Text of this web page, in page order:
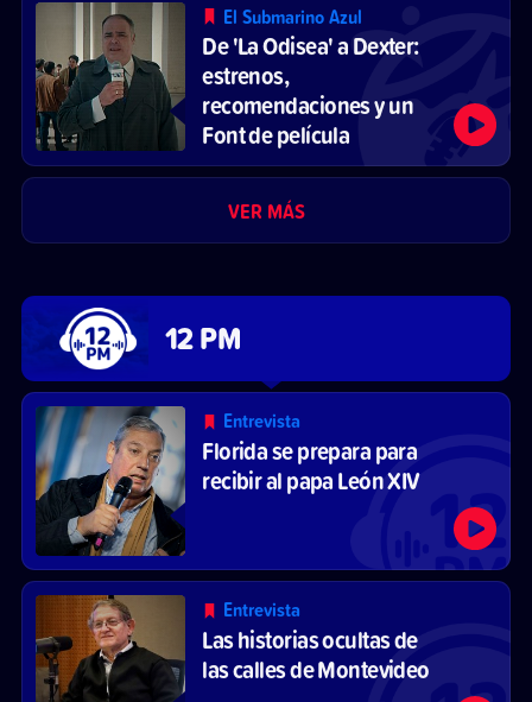
El Submarino Azul
De 'La Odisea' a Dexter:
estrenos,
recomendaciones y un
Font de película
VER MÁS
12 PM
Entrevista
Florida se prepara para
recibir al papa León XIV
Entrevista
Las historias ocultas de
las calles de Montevideo